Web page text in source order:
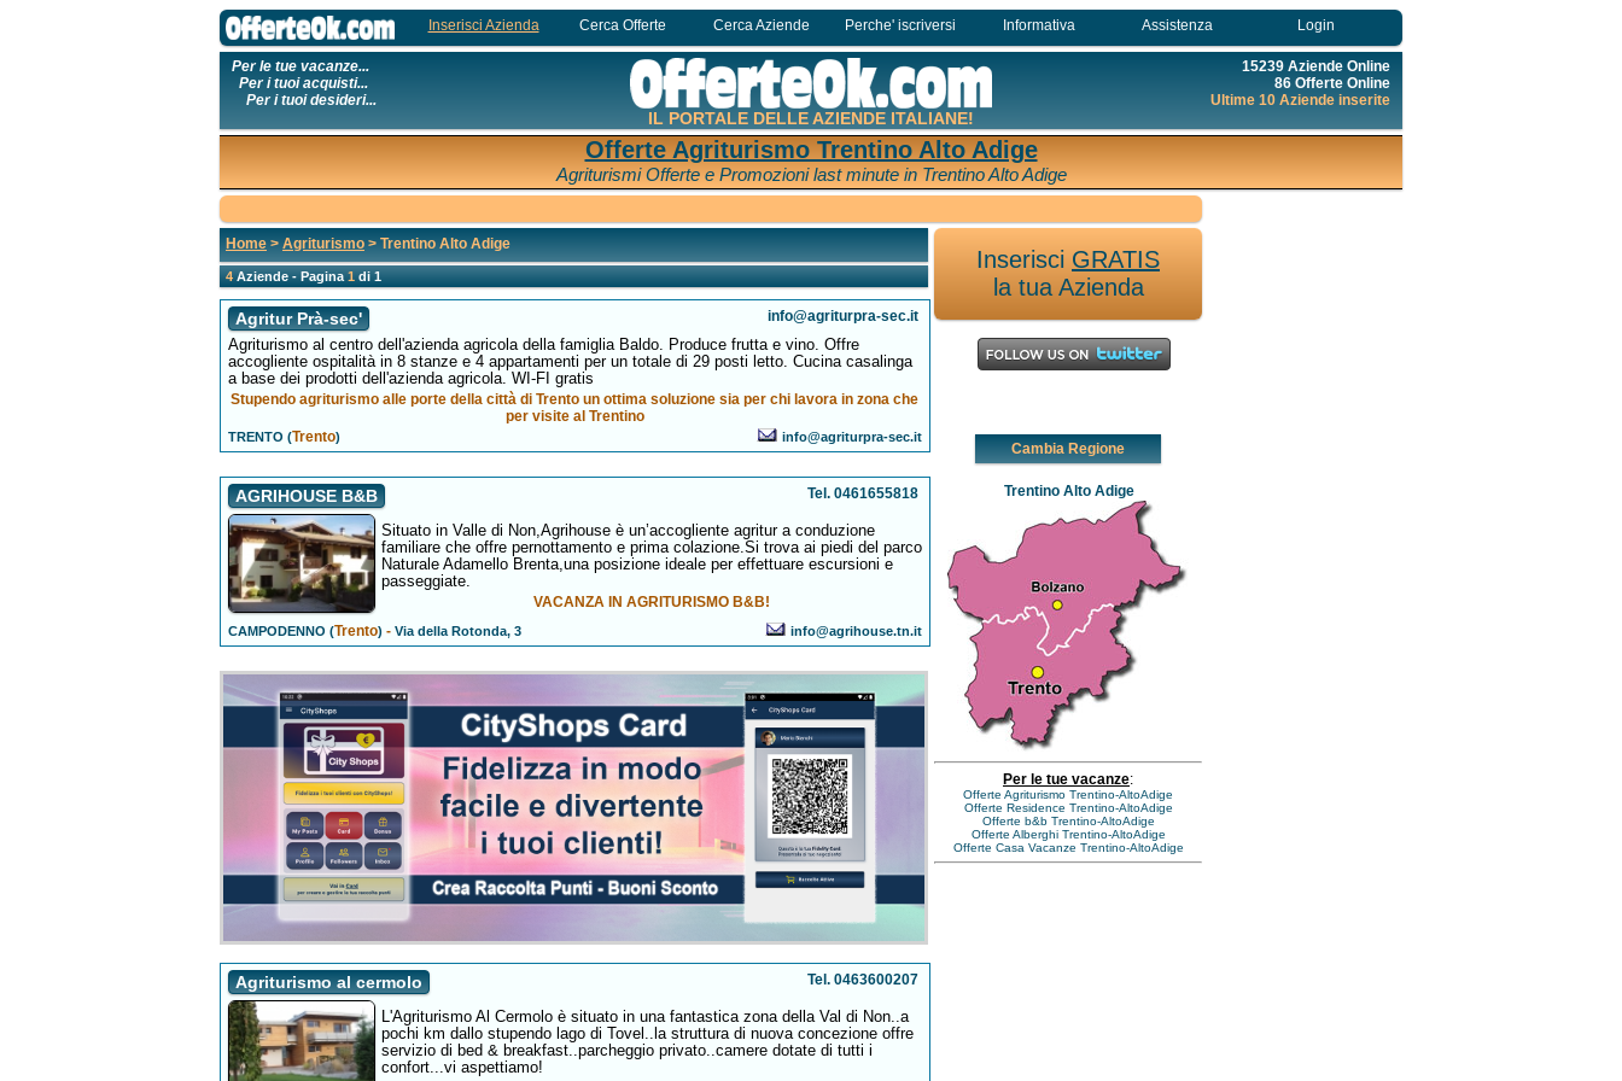
Inserisci Azienda Cerca Offerte Cerca Aziende Perche' iscriversi Informativa Assistenza Login
Per le tue vacanze...
Per i tuoi acquisti...
Per i tuoi desideri...
IL PORTALE DELLE AZIENDE ITALIANE!
15239 Aziende Online
86 Offerte Online
Ultime 10 Aziende inserite
Offerte Agriturismo Trentino Alto Adige
Agriturismi Offerte e Promozioni last minute in Trentino Alto Adige
Home > Agriturismo > Trentino Alto Adige
4Aziende - Pagina1di 1
Agritur Prà-sec' info@agriturpra-sec.it
Agriturismo al centro dell'azienda agricola della famiglia Baldo. Produce frutta e vino. Offre
accogliente ospitalità in 8 stanze e 4 appartamenti per un totale di 29 posti letto. Cucina casalinga
a base dei prodotti dell'azienda agricola. WI-FI gratis
Stupendo agriturismo alle porte della città di Trento un ottima soluzione sia per chi lavora in zona che
per visite al Trentino
TRENTO (Trento) info@agriturpra-sec.it
AGRIHOUSE B&B Tel. 0461655818
Situato in Valle di Non,Agrihouse è un’accogliente agritur a conduzione
familiare che offre pernottamento e prima colazione.Si trova ai piedi del parco
Naturale Adamello Brenta,una posizione ideale per effettuare escursioni e
passeggiate.
VACANZA IN AGRITURISMO B&B!
CAMPODENNO (Trento) -Via della Rotonda, 3 info@agrihouse.tn.it
Agriturismo al cermolo Tel. 0463600207
L'Agriturismo Al Cermolo è situato in una fantastica zona della Val di Non..a
pochi km dallo stupendo lago di Tovel..la struttura di nuova concezione offre
servizio di bed & breakfast..parcheggio privato..camere dotate di tutti i
confort...vi aspettiamo!
Inserisci GRATIS
la tua Azienda
Cambia Regione
Trentino Alto Adige
Per le tue vacanze:
Offerte Agriturismo Trentino-AltoAdige
Offerte Residence Trentino-AltoAdige
Offerte b&b Trentino-AltoAdige
Offerte Alberghi Trentino-AltoAdige
Offerte Casa Vacanze Trentino-AltoAdige